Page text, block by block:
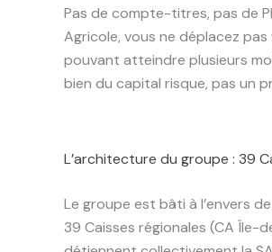
Pas de compte-titres, pas de
Agricole, vous ne déplacez
pouvant atteindre plusieurs
bien du capital risque, pas un
L’architecture du groupe : 39
Le groupe est bâti à l’envers
39 Caisses régionales (CA Île-